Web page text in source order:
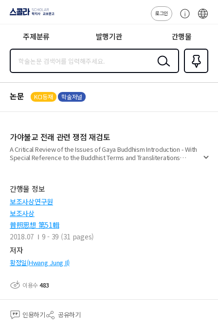
지사·교보문고
로그인
센
주제분류 발행기관 간행물
검색
즐겨찾
기0
논문 KCI등재 학술저널
가야불교 전래 관련 쟁점 재검토
A Critical Review of the Issues of Gaya Buddhism Introduction - With
Special Reference to the Buddhist Terms and Transliterations
간행물 정보
보조사상연구원
보조사상
普照思想 第51輯
2018.07
9 - 39 (31 pages)
저자
황정일(Hwang Jung Il)
이용수483
인용하기 공유하기